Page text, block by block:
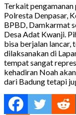
Terkait
Polresta Denpasar,
BPBD, Damkarmat
Desa Adat Kwanji.
bisa berjalan lancar,
dilaksanakan di
tempat sangat
kehadiran Noah
dari Badung tetapi